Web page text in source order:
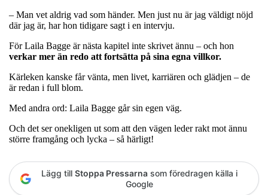
– Man vet aldrig vad som händer. Men just nu är jag väldigt nöjd
där jag är, har hon tidigare sagt i en intervju.
För Laila Bagge är nästa kapitel inte skrivet ännu – och hon
verkar mer än redo att fortsätta på sina egna villkor.
Kärleken kanske får vänta, men livet, karriären och glädjen – de
är redan i full blom.
Med andra ord: Laila Bagge går sin egen väg.
Och det ser onekligen ut som att den vägen leder rakt mot ännu
större framgång och lycka – så härligt!
Lägg till Stoppa Pressarna som föredragen källa i
Google